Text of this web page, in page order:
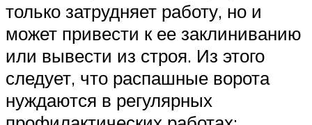
только затрудняет работу, но и
может привести к ее заклиниванию
или вывести из строя. Из этого
следует, что распашные ворота
нуждаются в регулярных